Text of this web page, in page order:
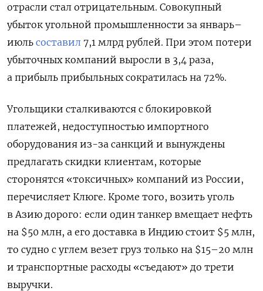
отрасли стал отрицательным. Совокупный
убыток угольной промышленности за январь–
июль составил 7,1 млрд рублей. При этом потери
убыточных компаний выросли в 3,4 раза,
а прибыль прибыльных сократилась на 72%.
Угольщики сталкиваются с блокировкой
платежей, недоступностью импортного
оборудования из-за санкций и вынуждены
предлагать скидки клиентам, которые
сторонятся «токсичных» компаний из России,
перечисляет Клюге. Кроме того, возить уголь
в Азию дорого: если один танкер вмещает нефть
на $50 млн, а его доставка в Индию стоит $5 млн,
то судно с углем везет груз только на $15–20 млн
и транспортные расходы «съедают» до трети
выручки.